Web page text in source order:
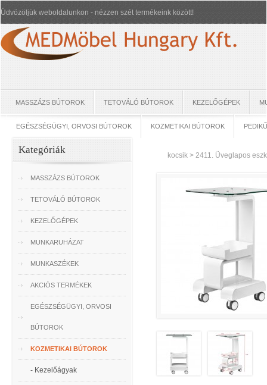
Üdvözöljük weboldalunkon - nézzen szét termékeink között!
MASSZÁZS BÚTOROK TETOVÁLÓ BÚTOROK KEZELŐGÉPEK
EGÉSZSÉGÜGYI, ORVOSI BÚTOROK KOZMETIKAI BÚTOROK
Kategóriák
MASSZÁZS BÚTOROK
TETOVÁLÓ BÚTOROK
KEZELŐGÉPEK
MUNKARUHÁZAT
MUNKASZÉKEK
AKCIÓS TERMÉKEK
EGÉSZSÉGÜGYI, ORVOSI
BÚTOROK
KOZMETIKAI BÚTOROK
- Kezelőágyak
kocsik > 2411. Üveglapos